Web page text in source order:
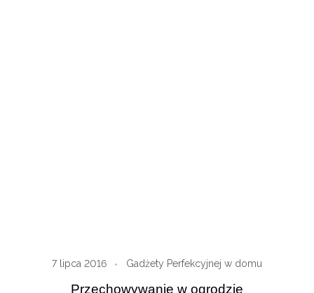
7 lipca 2016 Gadżety Perfekcyjnej w domu
Przechowywanie w ogrodzie